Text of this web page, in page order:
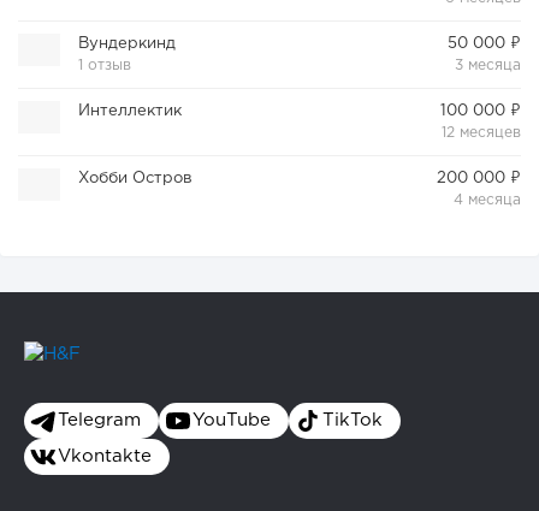
Вундеркинд
1 отзыв
50 000 ₽
3 месяца
Интеллектик
100 000 ₽
12 месяцев
Хобби Остров
200 000 ₽
4 месяца
Telegram YouTube TikTok
Vkontakte